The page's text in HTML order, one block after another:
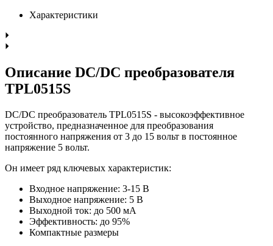
Характеристики
Описание DC/DC преобразователя
TPL0515S
DC/DC преобразователь TPL0515S - высокоэффективное
устройство, предназначенное для преобразования
постоянного напряжения от 3 до 15 вольт в постоянное
напряжение 5 вольт.
Он имеет ряд ключевых характеристик:
Входное напряжение: 3-15 В
Выходное напряжение: 5 В
Выходной ток: до 500 мА
Эффективность: до 95%
Компактные размеры